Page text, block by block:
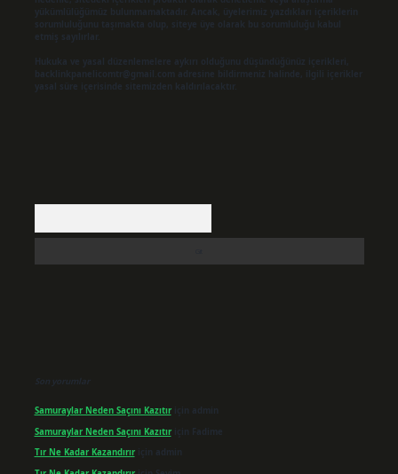
yükümlülüğümüz bulunmamaktadır. Ancak, üyelerimiz yazdıkları içeriklerin
sorumluluğunu taşımakta olup, siteye üye olarak bu sorumluluğu kabul
etmiş sayılırlar.
Hukuka ve yasal düzenlemelere aykırı olduğunu düşündüğünüz içerikleri,
backlinkpanelicomtr@gmail.com
adresine bildirmeniz halinde, ilgili içerikler
yasal süre içerisinde sitemizden kaldırılacaktır.
Son yorumlar
Samuraylar Neden Saçını Kazıtıriçin admin
Samuraylar Neden Saçını Kazıtıriçin Fadime
Tır Ne Kadar Kazandırıriçin admin